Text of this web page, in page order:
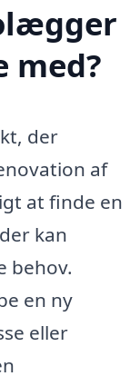
med?
der
af
at finde en
kan
behov.
en ny
eller